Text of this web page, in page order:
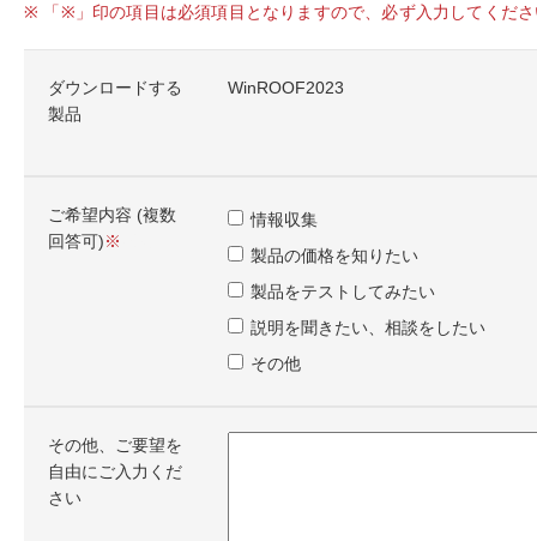
※ 「※」印の項目は必須項目となりますので、必ず入力してくだ
ダウンロードする
製品
WinROOF2023
ご希望内容 (複数
回答可)
情報収集
製品の価格を知りたい
製品をテストしてみたい
説明を聞きたい、相談をしたい
その他
その他、ご要望を
自由にご入力くだ
さい